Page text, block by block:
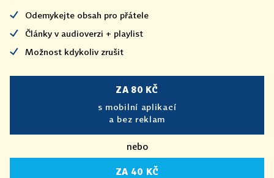
Odemykejte obsah pro přátele
Články v audioverzi + playlist
Možnost kdykoliv zrušit
ZA 80 KČ
s mobilní aplikací
a bez reklam
nebo
ZA 40 KČ